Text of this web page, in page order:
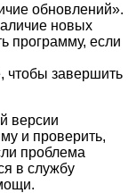
обновлений».
новых
программу, если
чтобы завершить
версии
и проверить,
проблема
в службу